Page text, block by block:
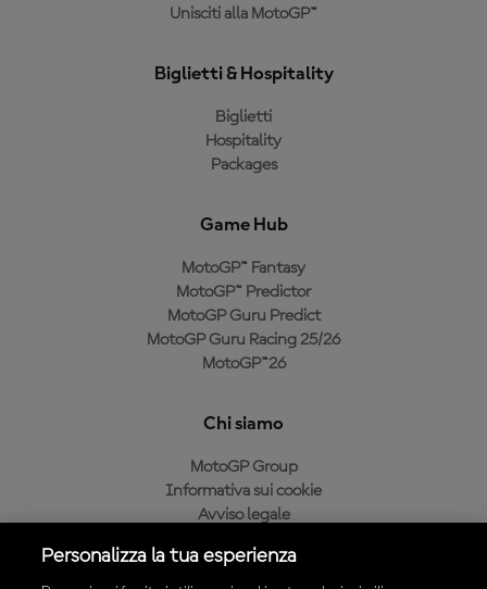
Unisciti alla MotoGP™
Biglietti & Hospitality
Biglietti
Hospitality
Packages
Game Hub
MotoGP™ Fantasy
MotoGP™ Predictor
MotoGP Guru Predict
MotoGP Guru Racing 25/26
MotoGP™26
Chi siamo
MotoGP Group
Informativa sui cookie
Avviso legale
Condizioni di acquisto
Personalizza la tua esperienza